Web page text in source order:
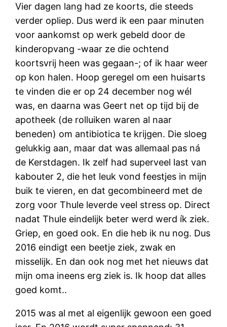
Vier dagen lang had ze koorts, die steeds
verder opliep. Dus werd ik een paar minuten
voor aankomst op werk gebeld door de
kinderopvang -waar ze die ochtend
koortsvrij heen was gegaan-; of ik haar weer
op kon halen. Hoop geregel om een huisarts
te vinden die er op 24 december nog wél
was, en daarna was Geert net op tijd bij de
apotheek (de rolluiken waren al naar
beneden) om antibiotica te krijgen. Die sloeg
gelukkig aan, maar dat was allemaal pas ná
de Kerstdagen. Ik zelf had superveel last van
kabouter 2, die het leuk vond feestjes in mijn
buik te vieren, en dat gecombineerd met de
zorg voor Thule leverde veel stress op. Direct
nadat Thule eindelijk beter werd werd ík ziek.
Griep, en goed ook. En die heb ik nu nog. Dus
2016 eindigt een beetje ziek, zwak en
misselijk. En dan ook nog met het nieuws dat
mijn oma ineens erg ziek is. Ik hoop dat alles
goed komt..
2015 was al met al eigenlijk gewoon een goed